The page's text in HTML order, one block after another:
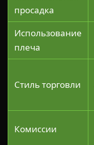
просадка
Использование
плеча
Стиль торговли
Комиссии